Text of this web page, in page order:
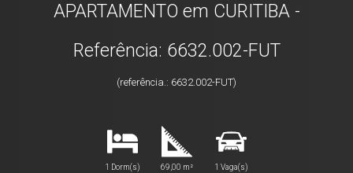
APARTAMENTO em CURITIBA -
Referência: 6632.002-FUT
(referência.: 6632.002-FUT)
1 Dorm(s) 69,00 m² 1 Vaga(s)